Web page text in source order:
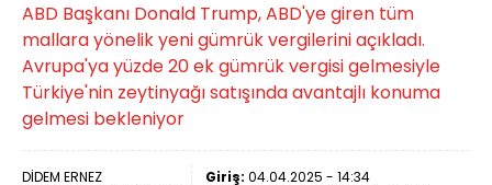
ABD Başkanı Donald Trump, ABD'ye giren tüm
mallara yönelik yeni gümrük vergilerini açıkladı.
Avrupa'ya yüzde 20 ek gümrük vergisi gelmesiyle
Türkiye'nin zeytinyağı satışında avantajlı konuma
gelmesi bekleniyor
DİDEM ERNEZ
Giriş: 04.04.2025 - 14:34